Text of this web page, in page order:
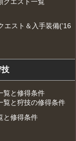
クエスト一覧
エスト＆入手装備(’16
技
覧と修得条件
覧と狩技の修得条件
と修得条件